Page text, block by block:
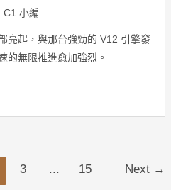
C1 小編
亮起，與那台強勁的 V12 引擎發
的無限推進愈加強烈。
3 ... 15 Next →